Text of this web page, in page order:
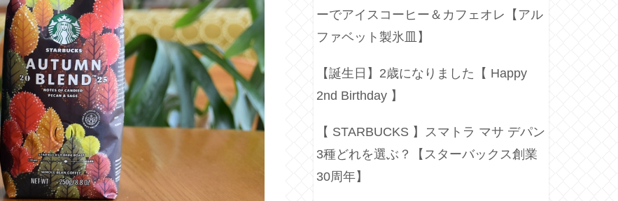
ーでアイスコーヒー＆カフェオレ【アル
ファベット製氷皿】
【誕生日】2歳になりました【 Happy
2nd Birthday 】
【 STARBUCKS 】スマトラ マサ デパン
3種どれを選ぶ？【スターバックス創業
30周年】